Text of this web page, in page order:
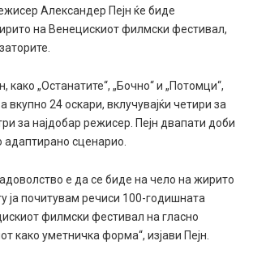
Александер Пејн ќе биде
на Венецискиот филмски фестивал,
како „Останатите“, „Бочно“ и „Потомци“,
вкупно 24 оскари, вклучувајќи четири за
за најдобар режисер. Пејн двапати доби
адаптирано сценарио.
е да се биде на чело на жирито
ја почитувам речиси 100-годишната
филмски фестивал на гласно
како уметничка форма“, изјави Пејн.